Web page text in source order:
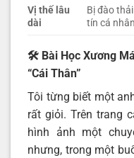
Vị thế lâu
dài
Bị đào
tín cá
🛠️ Bài Học Xương
“Cái Thân”
Tôi từng biết một
rất giỏi. Trên trang
hình ảnh một
nhưng, trong một